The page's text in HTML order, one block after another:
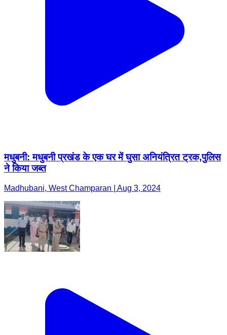
मधुबनी: मधुबनी प्रखंड के एक घर में घुसा अनियंत्रित ट्रक,पुलिस
ने किया जब्त
Madhubani, West Champaran | Aug 3, 2024